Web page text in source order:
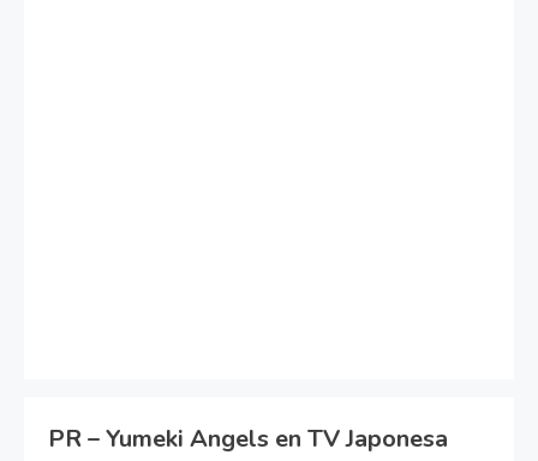
PR – Yumeki Angels en TV Japonesa